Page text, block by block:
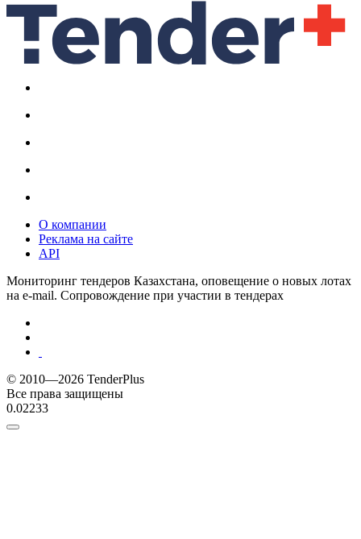
О компании
Реклама на сайте
API
Мониторинг тендеров Казахстана, оповещение о новых лотах
на e-mail. Сопровождение при участии в тендерах
© 2010—2026 TenderPlus
Все права защищены
0.02233